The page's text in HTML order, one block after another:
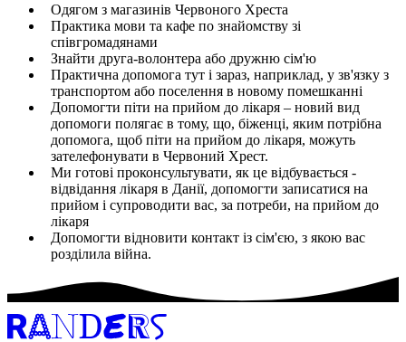
Одягом з магазинів Червоного Хреста
Практика мови та кафе по знайомству зі
співгромадянами
Знайти друга-волонтера або дружню сім'ю
Практична допомога тут і зараз, наприклад, у зв'язку з
транспортом або поселення в новому помешканні
Допомогти піти на прийом до лікаря – новий вид
допомоги полягає в тому, що, біженці, яким потрібна
допомога, щоб піти на прийом до лікаря, можуть
зателефонувати в Червоний Хрест.
Ми готові проконсультувати, як це відбувається -
відвідання лікаря в Данії, допомогти записатися на
прийом і супроводити вас, за потреби, на прийом до
лікаря
Допомогти відновити контакт із сім'єю, з якою вас
розділила війна.